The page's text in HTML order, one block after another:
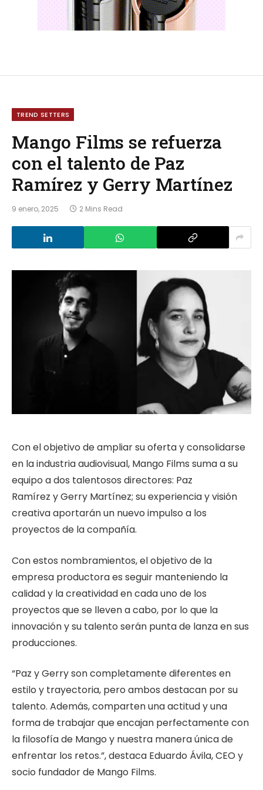
TREND SETTERS
Mango Films se refuerza
con el talento de Paz
Ramírez y Gerry Martínez
9 enero, 2025 2 Mins Read
Con el objetivo de ampliar su oferta y consolidarse
en la industria audiovisual, Mango Films suma a su
equipo a dos talentosos directores: Paz
Ramírez y Gerry Martínez; su experiencia y visión
creativa aportarán un nuevo impulso a los
proyectos de la compañía.
Con estos nombramientos, el objetivo de la
empresa productora es seguir manteniendo la
calidad y la creatividad en cada uno de los
proyectos que se lleven a cabo, por lo que la
innovación y su talento serán punta de lanza en sus
producciones.
“Paz y Gerry son completamente diferentes en
estilo y trayectoria, pero ambos destacan por su
talento. Además, comparten una actitud y una
forma de trabajar que encajan perfectamente con
la filosofía de Mango y nuestra manera única de
enfrentar los retos.”, destaca Eduardo Ávila, CEO y
socio fundador de Mango Films.